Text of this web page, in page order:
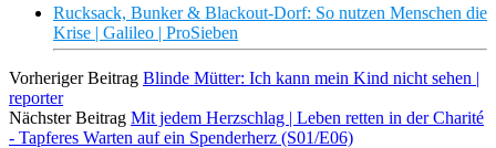
Rucksack, Bunker & Blackout-Dorf: So nutzen Menschen die
Krise | Galileo | ProSieben
Vorheriger Beitrag Blinde Mütter: Ich kann mein Kind nicht sehen |
reporter
Nächster Beitrag Mit jedem Herzschlag | Leben retten in der Charité
- Tapferes Warten auf ein Spenderherz (S01/E06)